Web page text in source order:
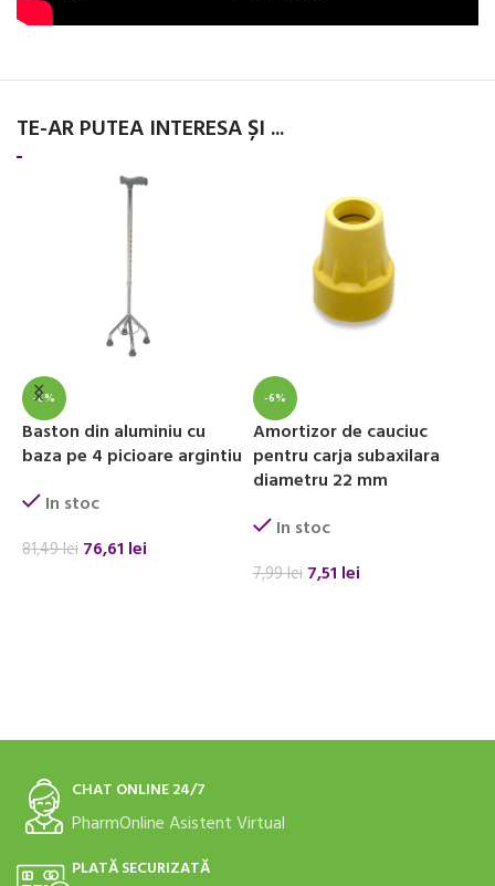
TE-AR PUTEA INTERESA ȘI ...
-6%
Baston din aluminiu cu
baza pe 4 picioare argintiu
In stoc
81,49lei 76,61 lei
-6%
Amortizor de cauciuc
pentru carja subaxilara
diametru 22 mm
In stoc
7,99lei 7,51 lei
CHAT ONLINE 24/7
PharmOnline Asistent Virtual
PLATĂ SECURIZATĂ